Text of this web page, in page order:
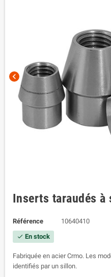
chevron_left
Inserts taraudés à
Référence 10640410
check En stock
Fabriquée en acier Crmo. Les
identifiés par un sillon.